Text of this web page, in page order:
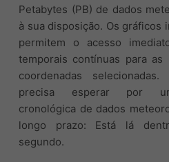
Petabytes (PB) de dados
à sua disposição. Os gráficos
permitem o acesso
temporais contínuas para as
coordenadas
precisa esperar por
cronológica de dados
longo prazo: Está lá
segundo.